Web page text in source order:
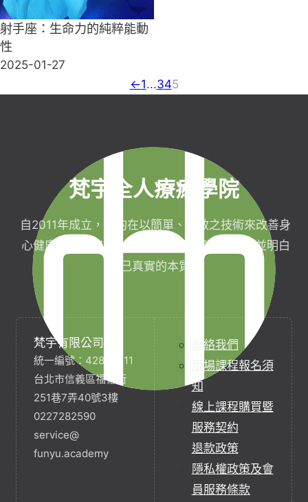
射手座：生命力的純粹能動
性
2025-01-27
←1...345
梵宇全人療癒學院
自2011年成立，目的在以簡單、有效之技術來改善身
心健康，協助完成生命目標與實現靈性生活，並明白
自己真實的本質。
梵宇有限公司
統一編號：42854211
台北市信義區福德街
251巷7弄40號3樓
0227282590
service@
funyu.academy
聯絡我們
現場課程報名須
知
線上課程購買暨
服務契約
退款政策
隱私權政策及會
員服務條款